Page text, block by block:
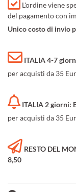
L'ordine viene
del pagamento con
Unico costo di invio
ITALIA 4-7
per acquisti da 35
ITALIA 2 giorni:
per acquisti da 35
RESTO DEL
8,50